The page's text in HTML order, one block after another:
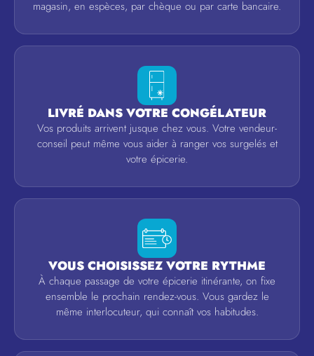
magasin, en espèces, par chèque ou par carte bancaire.
LIVRÉ DANS VOTRE CONGÉLATEUR
Vos produits arrivent jusque chez vous. Votre vendeur-
conseil peut même vous aider à ranger vos surgelés et
votre épicerie.
VOUS CHOISISSEZ VOTRE RYTHME
À chaque passage de votre épicerie itinérante, on fixe
ensemble le prochain rendez-vous. Vous gardez le
même interlocuteur, qui connaît vos habitudes.